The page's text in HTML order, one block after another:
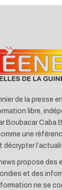
de la presse
libre,
Boubacar Caba
une
décrypter
propose des
et des
ne se